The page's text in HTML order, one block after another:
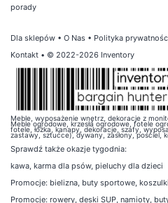
porady
Dla sklepów • O Nas • Polityka
Kontakt • © 2022-2026 Inventory
Meble, wyposażenie wnętrz, dekoracje z
Meble ogrodowe, krzesła ogrodowe, fotele
fotele, łóżka, kanapy, dekoracje, szafy,
zastawy, sztućce), dywany, zasłony, pościel,
Sprawdź także okazje tygodnia:
kawa, karma dla psów, pieluchy dla dzieci
Promocje: bielizna, buty sportowe,
Promocje: rowery, deski SUP, namioty,